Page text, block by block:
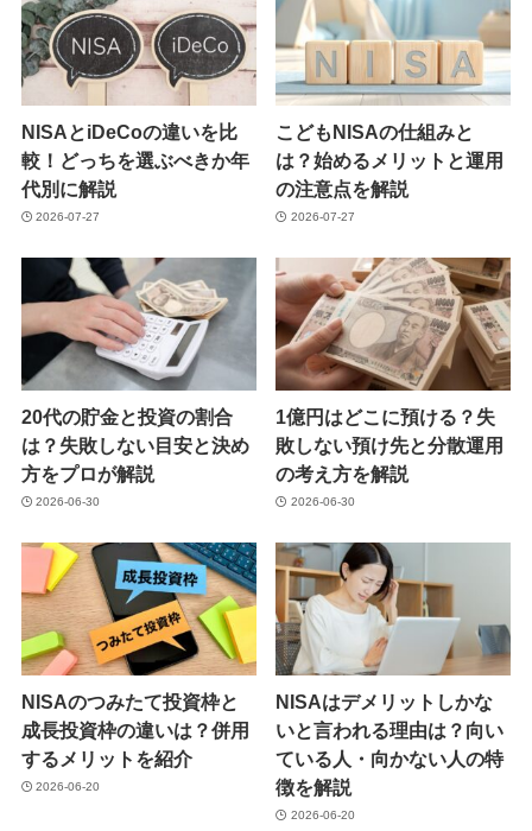
NISAとiDeCoの違いを比
較！どっちを選ぶべきか年
代別に解説
2026-07-27
こどもNISAの仕組みと
は？始めるメリットと運用
の注意点を解説
2026-07-27
20代の貯金と投資の割合
は？失敗しない目安と決め
方をプロが解説
2026-06-30
1億円はどこに預ける？失
敗しない預け先と分散運用
の考え方を解説
2026-06-30
NISAのつみたて投資枠と
成長投資枠の違いは？併用
するメリットを紹介
2026-06-20
NISAはデメリットしかな
いと言われる理由は？向い
ている人・向かない人の特
徴を解説
2026-06-20